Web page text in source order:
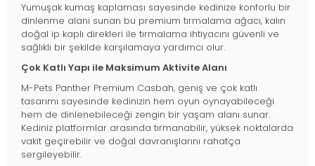
Yumuşak kumaş kaplaması sayesinde kedinize konforlu bir
dinlenme alanı sunan bu premium tırmalama ağacı, kalın
doğal ip kaplı direkleri ile tırmalama ihtiyacını güvenli ve
sağlıklı bir şekilde karşılamaya yardımcı olur.
Çok Katlı Yapı ile Maksimum Aktivite Alanı
M-Pets Panther Premium Casbah, geniş ve çok katlı
tasarımı sayesinde kedinizin hem oyun oynayabileceği
hem de dinlenebileceği zengin bir yaşam alanı sunar.
Kediniz platformlar arasında tırmanabilir, yüksek noktalarda
vakit geçirebilir ve doğal davranışlarını rahatça
sergileyebilir.